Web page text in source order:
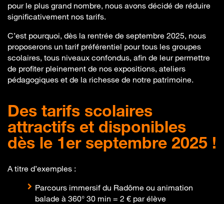
pour le plus grand nombre, nous avons décidé de réduire
significativement nos tarifs.
C’est pourquoi, dès la rentrée de septembre 2025, nous
proposerons un tarif préférentiel pour tous les groupes
scolaires, tous niveaux confondus, afin de leur permettre
de profiter pleinement de nos expositions, ateliers
pédagogiques et de la richesse de notre patrimoine.
Des tarifs scolaires
attractifs et disponibles
dès le 1er septembre 2025 !
A titre d’exemples :
Parcours immersif du Radôme ou animation
balade à 360° 30 min = 2 € par élève